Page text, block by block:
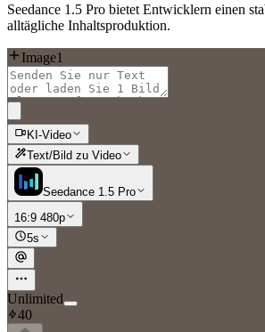
Seedance 1.5 Pro bietet Entwicklern einen
alltägliche Inhaltsproduktion.
Image1
KI-Video
Text/Bild zu Video
Seedance 1.5 Pro
16:9 480p
5s
Unlimited
40